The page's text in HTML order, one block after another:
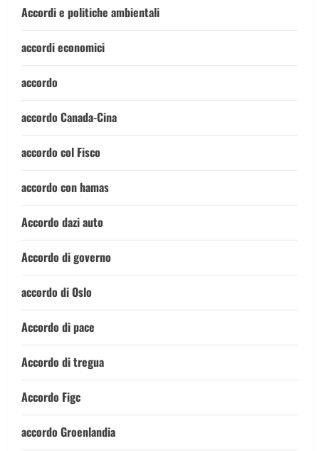
Accordi e politiche ambientali
accordi economici
accordo
accordo Canada-Cina
accordo col Fisco
accordo con hamas
Accordo dazi auto
Accordo di governo
accordo di Oslo
Accordo di pace
Accordo di tregua
Accordo Figc
accordo Groenlandia